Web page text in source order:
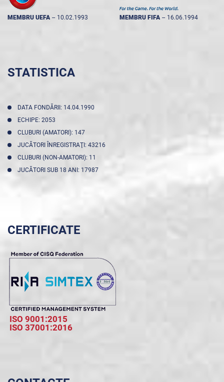
MEMBRU UEFA -- 10.02.1993 MEMBRU FIFA -- 16.06.1994
STATISTICA
DATA FONDĂRII: 14.04.1990
ECHIPE: 2053
CLUBURI (AMATORI): 147
JUCĂTORI ÎNREGISTRAŢI: 43216
CLUBURI (NON-AMATORI): 11
JUCĂTORI SUB 18 ANI: 17987
CERTIFICATE
ISO 9001:2015
ISO 37001:2016